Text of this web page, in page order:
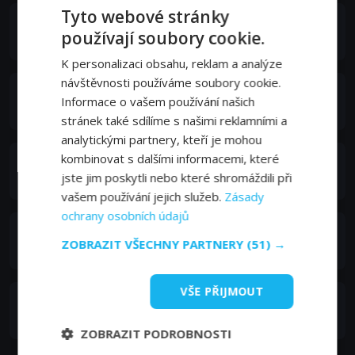
Mark Lewis Jones
Mr. Wynne
Kobna Holdbrook-Smith
Doctor Wren
Richard Elfyn
Minister Bowen
Harri Morris
Tyto webové stránky
používají soubory cookie.
K personalizaci obsahu, reklam a analýze
návštěvnosti používáme soubory cookie.
Informace o vašem používání našich
stránek také sdílíme s našimi reklamními a
analytickými partnery, kteří je mohou
kombinovat s dalšími informacemi, které
jste jim poskytli nebo které shromáždili při
vašem používání jejich služeb. Zásady
ochrany osobních údajů
ZOBRAZIT VŠECHNY PARTNERY (51) →
VŠE PŘIJMOUT
ZOBRAZIT PODROBNOSTI